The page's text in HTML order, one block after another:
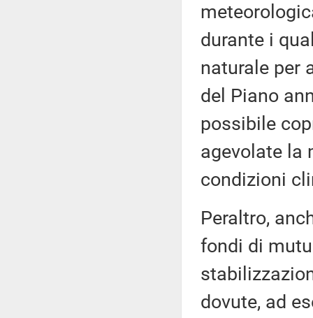
durante i
naturale per
del Piano
possibile
agevolate la
condizioni
Peraltro,
fondi di
dovute, ad